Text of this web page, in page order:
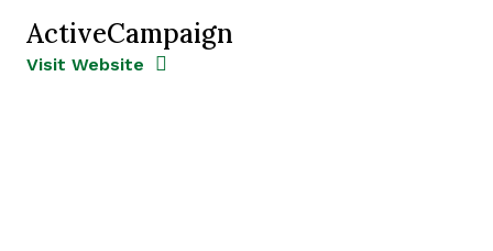
ActiveCampaign
Opens new window
Visit Website Opens New Window